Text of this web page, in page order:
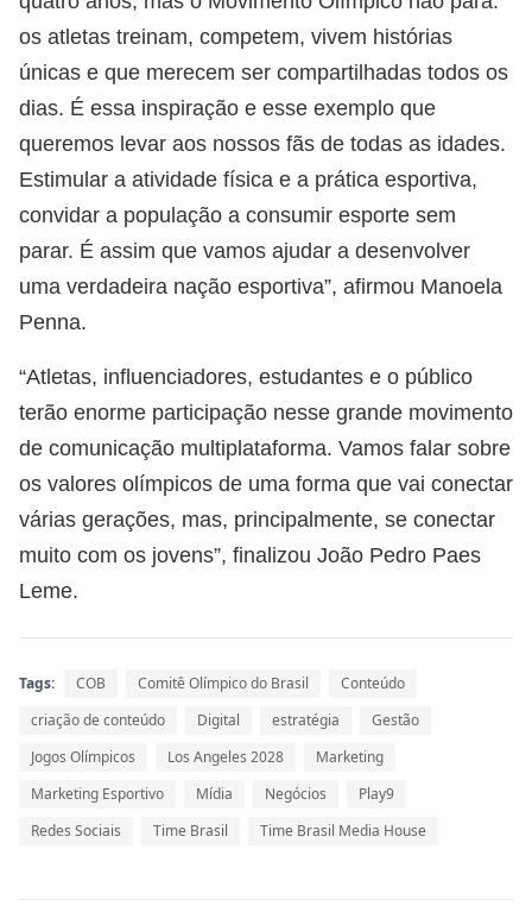
os atletas treinam, competem, vivem histórias
únicas e que merecem ser compartilhadas todos os
dias. É essa inspiração e esse exemplo que
queremos levar aos nossos fãs de todas as idades.
Estimular a atividade física e a prática esportiva,
convidar a população a consumir esporte sem
parar. É assim que vamos ajudar a desenvolver
uma verdadeira nação esportiva”, afirmou Manoela
Penna.
“Atletas, influenciadores, estudantes e o público
terão enorme participação nesse grande movimento
de comunicação multiplataforma. Vamos falar sobre
os valores olímpicos de uma forma que vai conectar
várias gerações, mas, principalmente, se conectar
muito com os jovens”, finalizou João Pedro Paes
Leme.
Tags: COB Comitê Olímpico do Brasil
Conteúdo
criação de conteúdo
Digital estratégia
Gestão
Jogos Olímpicos
Los Angeles 2028
Marketing
Marketing Esportivo
Mídia Negócios
Play9
Redes Sociais
Time Brasil Time Brasil Media House